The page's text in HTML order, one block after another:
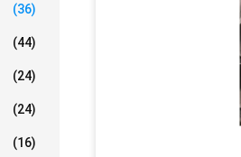
(36)
(44)
(24)
(24)
(16)